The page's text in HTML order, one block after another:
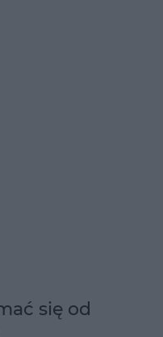
się od